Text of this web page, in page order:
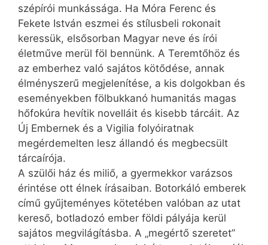
szépírói munkássága. Ha Móra Ferenc és
Fekete István eszmei és stílusbeli rokonait
keressük, elsősorban Magyar neve és írói
életműve merül föl bennünk. A Teremtőhöz és
az emberhez való sajátos kötődése, annak
élményszerű megjelenítése, a kis dolgokban és
eseményekben fölbukkanó humanitás magas
hőfokúra hevítik novelláit és kisebb tárcáit. Az
Új Embernek és a Vigilia folyóiratnak
megérdemelten lesz állandó és megbecsült
tárcaírója.
A szülői ház és miliő, a gyermekkor varázsos
érintése ott élnek írásaiban. Botorkáló emberek
című gyűjteményes kötetében valóban az utat
kereső, botladozó ember földi pályája kerül
sajátos megvilágításba. A „megértő szeretet”